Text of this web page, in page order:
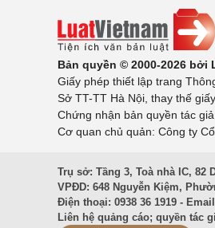
Bản quyền © 2000-2026 bởi
Giấy phép thiết lập trang
Sở TT-TT Hà Nội, thay thế
Chứng nhận bản quyền tác
Cơ quan chủ quản: Công ty
Trụ sở: Tầng 3, Toà nhà IC, 82
VPĐD: 648 Nguyễn Kiệm,
Điện thoại: 0938 36 1919 -
Liên hệ quảng cáo; quyền tác